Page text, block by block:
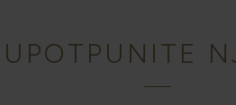
UPOTPUNITE